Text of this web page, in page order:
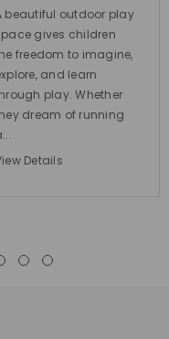
beautiful outdoor play
gives children
freedom to imagine,
and learn
play. Whether
dream of running
Details